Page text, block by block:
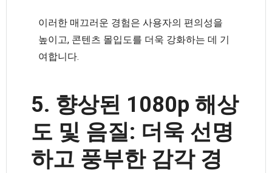
이러한 매끄러운 경험은 사용자의 편의성을
높이고, 콘텐츠 몰입도를 더욱 강화하는 데 기
여합니다.
5. 향상된 1080p 해상
도 및 음질: 더욱 선명
하고 풍부한 감각 경